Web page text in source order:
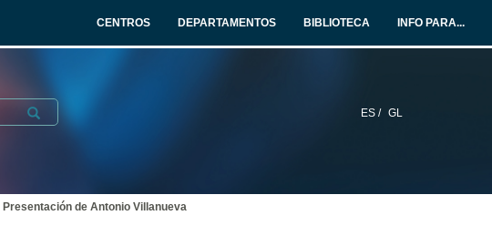
CENTROS DEPARTAMENTOS BIBLIOTECA INFO PARA...
ES / GL
Submit
Presentación de Antonio Villanueva
Intervención da codirectora do congreso